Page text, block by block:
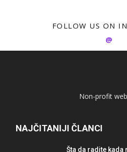
FOLLOW US ON
@
Non-profit
NAJČITANIJI ČLANCI
Šta da radite kada